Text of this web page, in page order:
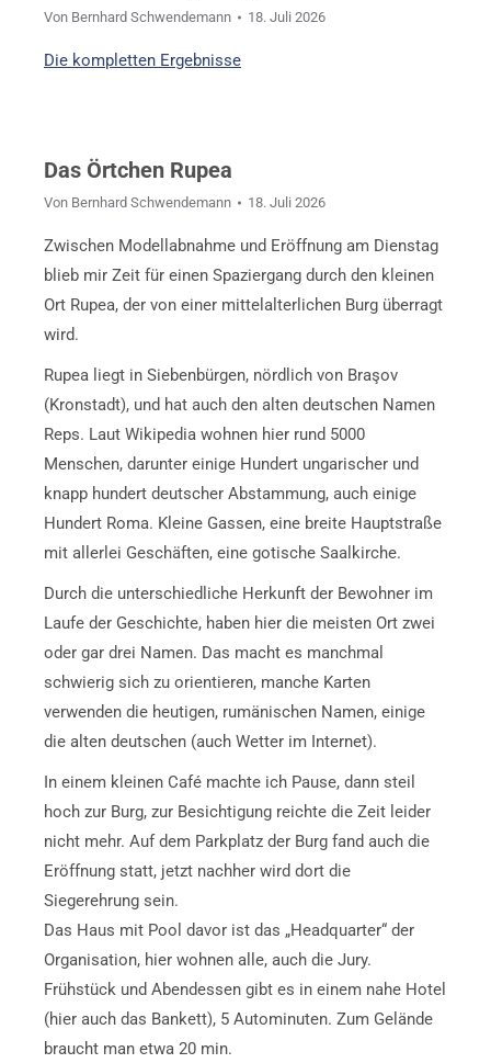
Von Bernhard Schwendemann 18. Juli 2026
Die kompletten Ergebnisse
Das Örtchen Rupea
Von Bernhard Schwendemann 18. Juli 2026
Zwischen Modellabnahme und Eröffnung am Dienstag
blieb mir Zeit für einen Spaziergang durch den kleinen
Ort Rupea, der von einer mittelalterlichen Burg überragt
wird.
Rupea liegt in Siebenbürgen, nördlich von Braşov
(Kronstadt), und hat auch den alten deutschen Namen
Reps. Laut Wikipedia wohnen hier rund 5000
Menschen, darunter einige Hundert ungarischer und
knapp hundert deutscher Abstammung, auch einige
Hundert Roma. Kleine Gassen, eine breite Hauptstraße
mit allerlei Geschäften, eine gotische Saalkirche.
Durch die unterschiedliche Herkunft der Bewohner im
Laufe der Geschichte, haben hier die meisten Ort zwei
oder gar drei Namen. Das macht es manchmal
schwierig sich zu orientieren, manche Karten
verwenden die heutigen, rumänischen Namen, einige
die alten deutschen (auch Wetter im Internet).
In einem kleinen Café machte ich Pause, dann steil
hoch zur Burg, zur Besichtigung reichte die Zeit leider
nicht mehr. Auf dem Parkplatz der Burg fand auch die
Eröffnung statt, jetzt nachher wird dort die
Siegerehrung sein.
Das Haus mit Pool davor ist das „Headquarter“ der
Organisation, hier wohnen alle, auch die Jury.
Frühstück und Abendessen gibt es in einem nahe Hotel
(hier auch das Bankett), 5 Autominuten. Zum Gelände
braucht man etwa 20 min.